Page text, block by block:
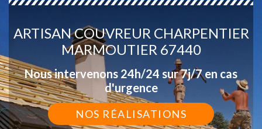
ARTISAN COUVREUR CHARPENTIER
MARMOUTIER 67440
Nous intervenons 24h/24 sur 7j/7 en cas
d'urgence
NOS RÉALISATIONS